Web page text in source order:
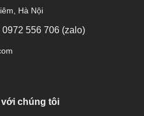
Hà Nội
0972 556 706 (zalo)
với chúng tôi